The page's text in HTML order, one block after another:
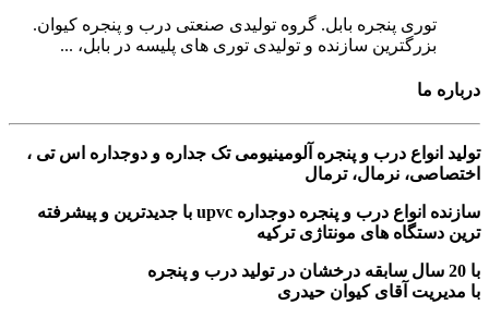
توری پنجره بابل. گروه تولیدی صنعتی درب و پنجره کیوان.
بزرگترین سازنده و تولیدی توری های پلیسه در بابل، ...
درباره ما
تولید انواع درب و پنجره آلومینیومی تک جداره و دوجداره اس تی ،
اختصاصی، نرمال، ترمال
سازنده انواع درب و پنجره دوجداره upvc با جدیدترین و پیشرفته
ترین دستگاه های مونتاژی ترکیه
با 20 سال سابقه درخشان در تولید درب و پنجره
با مدیریت آقای کیوان حیدری